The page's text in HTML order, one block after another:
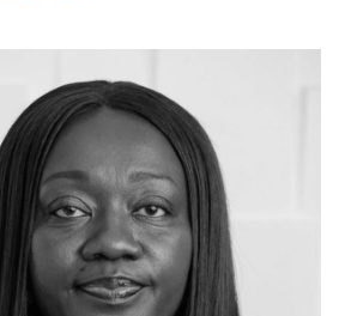
regulation and policy in
with a focus on Africa. He
the University of Sussex, and
mathematics and applied
of Cape Town. Prior
he was a partner at ECON
was Postgraduate
& Development Research